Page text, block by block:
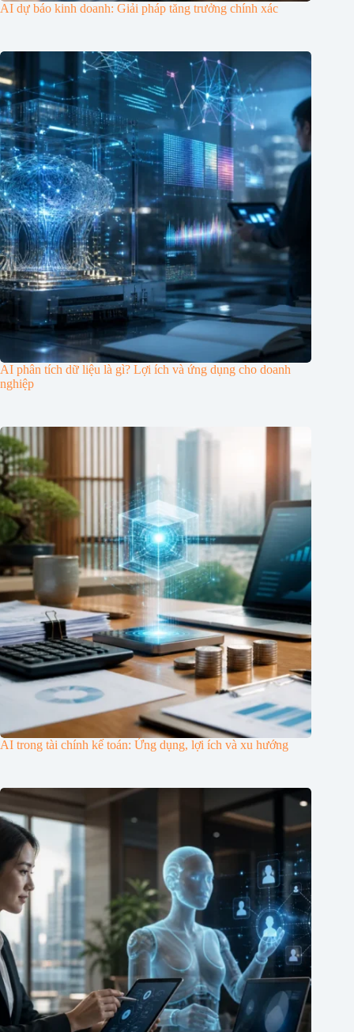
AI dự báo kinh doanh: Giải pháp tăng trưởng chính xác
AI phân tích dữ liệu là gì? Lợi ích và ứng dụng cho doanh
nghiệp
AI trong tài chính kế toán: Ứng dụng, lợi ích và xu hướng